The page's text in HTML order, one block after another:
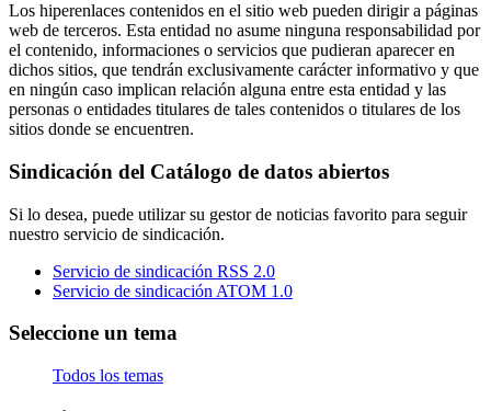
Los hiperenlaces contenidos en el sitio web pueden dirigir a páginas
web de terceros. Esta entidad no asume ninguna responsabilidad por
el contenido, informaciones o servicios que pudieran aparecer en
dichos sitios, que tendrán exclusivamente carácter informativo y que
en ningún caso implican relación alguna entre esta entidad y las
personas o entidades titulares de tales contenidos o titulares de los
sitios donde se encuentren.
Sindicación del Catálogo de datos abiertos
Si lo desea, puede utilizar su gestor de noticias favorito para seguir
nuestro servicio de sindicación.
Servicio de sindicación RSS 2.0
Servicio de sindicación ATOM 1.0
Seleccione un tema
Todos los temas